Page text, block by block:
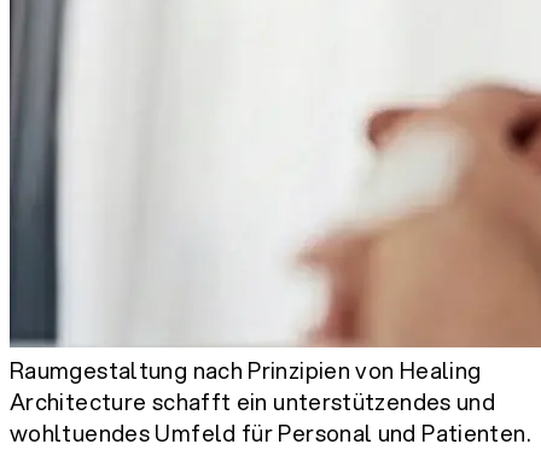
Raumgestaltung nach Prinzipien von Healing
Architecture schafft ein unterstützendes und
wohltuendes Umfeld für Personal und Patienten.